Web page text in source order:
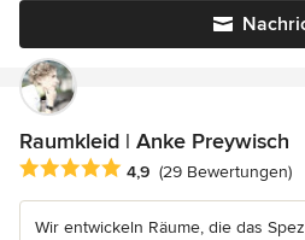
Raumkleid | Anke Preywisch
Durchschnittliche Bewertung: 4.9
4,9 (29 Bewertungen)
Wir entwickeln Räume, die das